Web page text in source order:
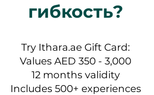
гибкость?
Try Ithara.ae Gift Card:
Values AED 350 - 3,000
12 months validity
Includes 500+ experiences